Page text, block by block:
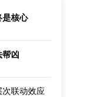
是核心
凶
联动效应